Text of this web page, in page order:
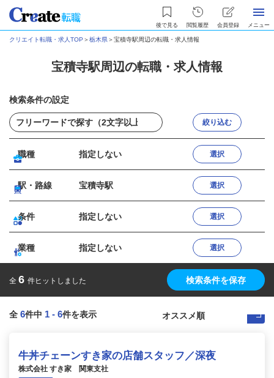
後で見る 閲覧履歴 会員登録 メニュー
クリエイト転職・求人TOP ＞栃木県＞宝積寺駅周辺の転職・求人情報
宝積寺駅周辺の転職・求人情報
検索条件の設定
絞り込む
職種 指定しない 選択
駅・路線 宝積寺駅 選択
条件 指定しない 選択
業種 指定しない 選択
全 6 件ヒットしました 検索条件を保存
全 6件中 1 - 6件を表示
牛丼チェーンすき家の店舗スタッフ／深夜
株式会社 すき家 関東支社